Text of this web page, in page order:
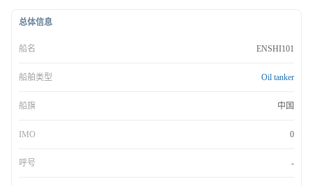
总体信息
船名 ENSHI101
船舶类型 Oil tanker
船旗 中国
IMO 0
呼号 -